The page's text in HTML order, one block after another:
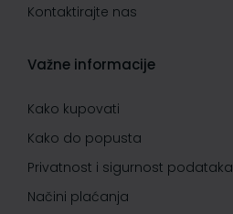
Kontaktirajte nas
Važne informacije
Kako kupovati
Kako do popusta
Privatnost i sigurnost podataka
Načini plaćanja